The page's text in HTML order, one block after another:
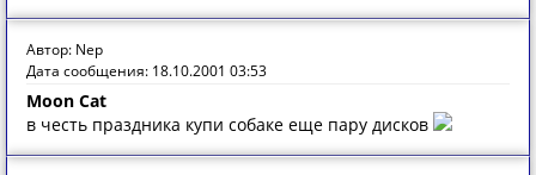
Автор: Nep
Дата сообщения: 18.10.2001 03:53
Moon Cat
в честь праздника купи собаке еще пару дисков